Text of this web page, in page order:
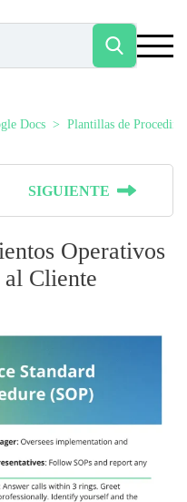
Docs Plantillas de
SIGUIENTE
Operativos
Cliente